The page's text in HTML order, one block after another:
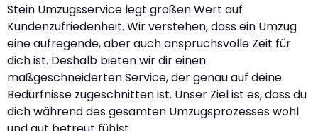
Stein Umzugsservice legt großen Wert auf
Kundenzufriedenheit. Wir verstehen, dass ein Umzug
eine aufregende, aber auch anspruchsvolle Zeit für
dich ist. Deshalb bieten wir dir einen
maßgeschneiderten Service, der genau auf deine
Bedürfnisse zugeschnitten ist. Unser Ziel ist es, dass du
dich während des gesamten Umzugsprozesses wohl